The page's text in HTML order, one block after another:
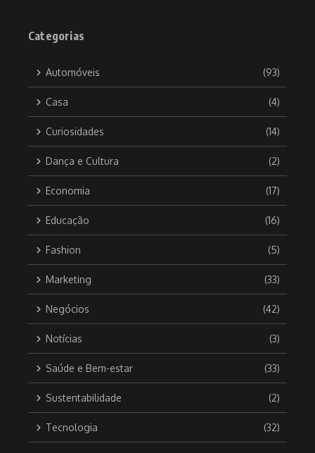
Categorias
Automóveis (93)
Casa (4)
Curiosidades (14)
Dança e Cultura (2)
Economia (17)
Educação (16)
Fashion (5)
Marketing (33)
Negócios (42)
Notícias (3)
Saúde e Bem-estar (33)
Sustentabilidade (2)
Tecnologia (32)